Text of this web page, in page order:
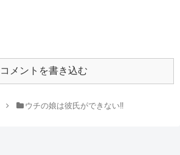
コメントを書き込む
ウチの娘は彼氏ができない‼